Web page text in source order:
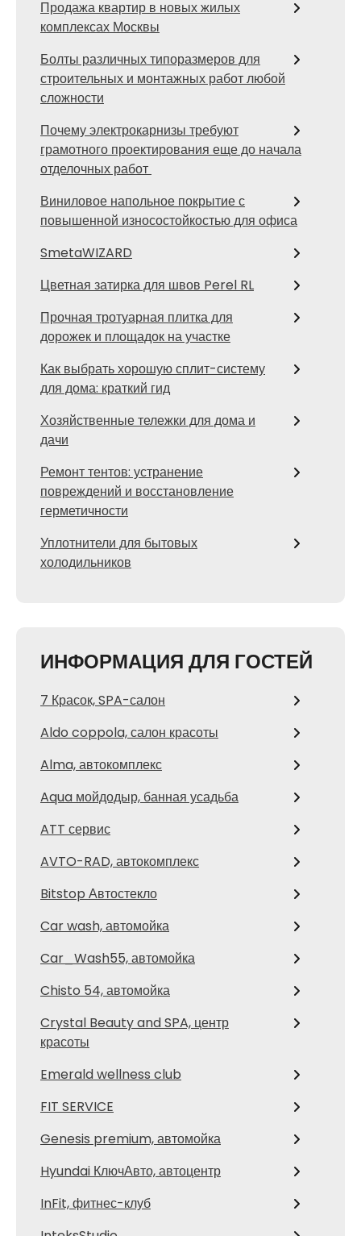
Продажа квартир в новых жилых
комплексах Москвы
Болты различных типоразмеров для
строительных и монтажных работ любой
сложности
Почему электрокарнизы требуют
грамотного проектирования еще до начала
отделочных работ
Виниловое напольное покрытие с
повышенной износостойкостью для офиса
SmetaWIZARD
Цветная затирка для швов Perel RL
Прочная тротуарная плитка для
дорожек и площадок на участке
Как выбрать хорошую сплит-систему
для дома: краткий гид
Хозяйственные тележки для дома и
дачи
Ремонт тентов: устранение
повреждений и восстановление
герметичности
Уплотнители для бытовых
холодильников
ИНФОРМАЦИЯ ДЛЯ ГОСТЕЙ
7 Красок, SPA-салон
Aldo coppola, салон красоты
Alma, автокомплекс
Aqua мойдодыр, банная усадьба
ATT сервис
AVTO-RAD, автокомплекс
Bitstop Автостекло
Car wash, автомойка
Car_Wash55, автомойка
Chisto 54, автомойка
Crystal Beauty and SPA, центр
красоты
Emerald wellness club
FIT SERVICE
Genesis premium, автомойка
Hyundai КлючАвто, автоцентр
InFit, фитнес-клуб